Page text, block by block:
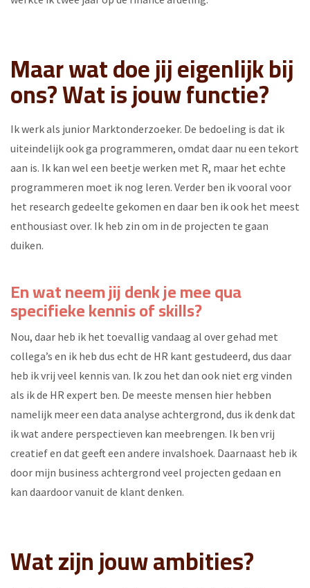
Maar wat doe jij eigenlijk bij
ons? Wat is jouw functie?
Ik werk als junior Marktonderzoeker. De bedoeling is dat ik
uiteindelijk ook ga programmeren, omdat daar nu een tekort
aan is. Ik kan wel een beetje werken met R, maar het echte
programmeren moet ik nog leren. Verder ben ik vooral voor
het research gedeelte gekomen en daar ben ik ook het meest
enthousiast over. Ik heb zin om in de projecten te gaan
duiken.
En wat neem jij denk je mee qua
specifieke kennis of skills?
Nou, daar heb ik het toevallig vandaag al over gehad met
collega’s en ik heb dus echt de HR kant gestudeerd, dus daar
heb ik vrij veel kennis van. Ik zou het dan ook niet erg vinden
als ik de HR expert ben. De meeste mensen hier hebben
namelijk meer een data analyse achtergrond, dus ik denk dat
ik wat andere perspectieven kan meebrengen. Ik ben vrij
creatief en dat geeft een andere invalshoek. Daarnaast heb ik
door mijn business achtergrond veel projecten gedaan en
kan daardoor vanuit de klant denken.
Wat zijn jouw ambities?